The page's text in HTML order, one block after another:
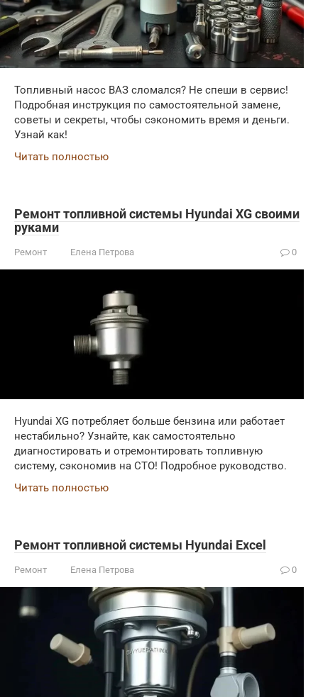
Топливный насос ВАЗ сломался? Не спеши в сервис!
Подробная инструкция по самостоятельной замене,
советы и секреты, чтобы сэкономить время и деньги.
Узнай как!
Читать полностью
Ремонт топливной системы Hyundai XG своими
руками
Ремонт Елена Петрова 0
Hyundai XG потребляет больше бензина или работает
нестабильно? Узнайте, как самостоятельно
диагностировать и отремонтировать топливную
систему, сэкономив на СТО! Подробное руководство.
Читать полностью
Ремонт топливной системы Hyundai Excel
Ремонт Елена Петрова 0